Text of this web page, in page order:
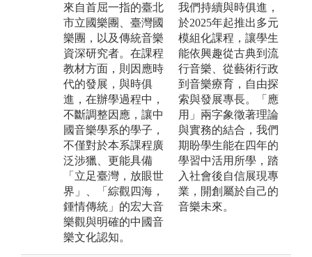
來自首屈一指的臺北
市立國樂團、臺灣國
樂團， 以及傳統音樂
資深研究者。在課程
教材方面，則因應時
代的發展，與時俱
進，在辦學過程中，
不斷調整因應，讓中
國音樂學系的學子，
不僅對於本系課程廣
泛涉獵、更能具備
「立足臺灣，放眼世
界」、「綜觀四海，
鍾情傳統」的宏大音
樂觀與明確的中國音
樂文化認知。
我們持續與時俱進，
於2025年起推出多元
模組化課程，讓學生
能依興趣從古典到流
行音樂、從藝術行政
到音樂療育，自由探
索與發展專長。「應
用」兩字象徵著理論
與實務的結合，我們
期盼學生能在四年的
學習中活用所學，踏
入社會後自信展現專
業，開創屬於自己的
音樂未來。